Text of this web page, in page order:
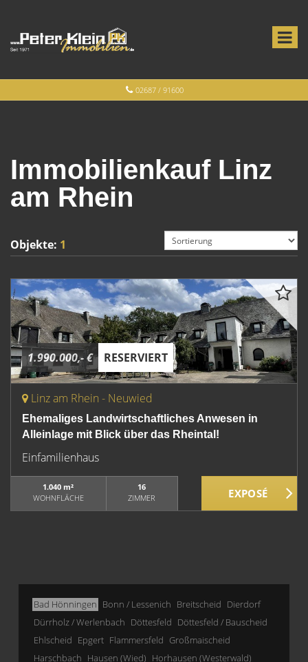
02687 / 91600
Immobilienkauf Linz
am Rhein
Objekte: 1
1.990.000,- € RESERVIERT
Linz am Rhein - Neuwied
Ehemaliges Landwirtschaftliches Anwesen in
Alleinlage mit Blick über das Rheintal!
Einfamilienhaus
1.040 m²
WOHNFLÄCHE
16
ZIMMER
Bad Hönningen Bonn / Lessenich Breitscheid Dierdorf
Dürrholz / Werlenbach Döttesfeld Döttesfeld / Bauscheid
Ehlscheid Epgert Flammersfeld Großmaischeid
Harschbach Hausen (Wied) Horhausen (Westerwald)